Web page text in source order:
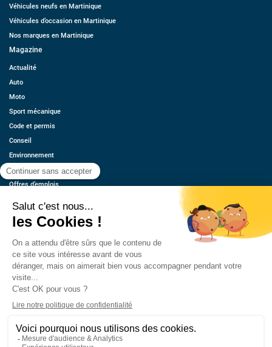
Véhicules neufs en Martinique
Véhicules d’occasion en Martinique
Nos marques en Martinique
Magazine
Actualité
Auto
Moto
Sport mécanique
Code et permis
Conseil
Environnement
Économie
Offres d’emplois
Contact
Estimez votre voiture
Mentions légales
CGU